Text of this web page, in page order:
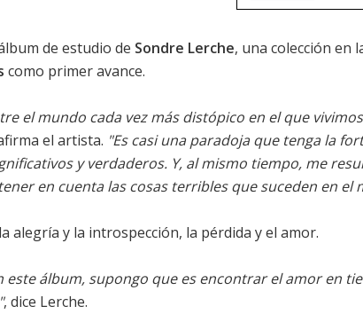
de estudio de Sondre Lerche, una colección en
como primer avance.
el mundo cada vez más distópico en el que
el artista. "Es casi una paradoja que tenga la
y verdaderos. Y, al mismo tiempo, me
en cuenta las cosas terribles que suceden en el
alegría y la introspección, la pérdida y el amor.
este álbum, supongo que es encontrar el amor en
, dice Lerche.